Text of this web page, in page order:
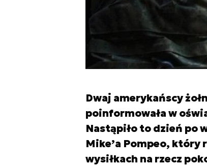
Dwaj amerykańscy
poinformowała w
Nastąpiło to dzień po
Mike’a Pompeo, który
wysiłkach na rzecz